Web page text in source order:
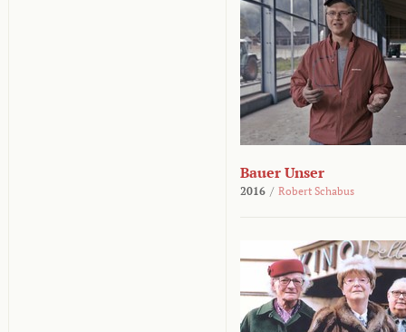
Bauer Unser
2016 / Robert Schabus